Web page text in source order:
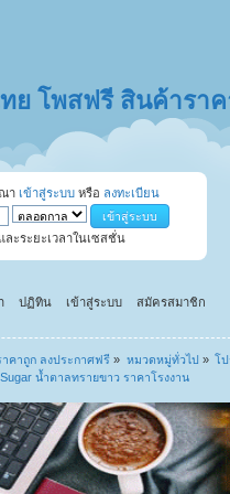
ย โพสฟรี สินค้ารา
า เข้าสู่ระบบ หรือ ลงทะเบียน
ะระยะเวลาในเซสชั่น
ปฏิทิน เข้าสู่ระบบ สมัครสมาชิก
คาถูก ลงประกาศฟรี » หมวดหมู่ทั่วไป » โ
น้ำตาลทรายขาว ราคาโรงงาน